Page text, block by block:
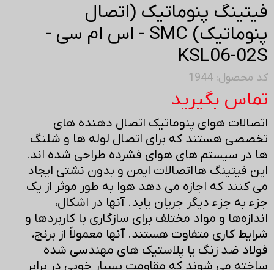
فیتینگ پنوماتیک (اتصال
پنوماتیک) SMC - اس ام سی -
KSL06-02S
کد محصول: 1944
تماس بگیرید
اتصالات هوای پنوماتیک اتصال دهنده های
تخصصی هستند که برای اتصال لوله ها و شلنگ
ها در سیستم های هوای فشرده طراحی شده اند.
این فیتینگ ها اتصالات ایمن و بدون نشتی ایجاد
می کنند که اجازه می دهد هوا به طور موثر از یک
جزء به جزء دیگر جریان یابد. آنها در اشکال،
اندازه‌ها و مواد مختلف برای سازگاری با کاربردها و
شرایط کاری متفاوت هستند. آنها معمولاً از برنج،
فولاد ضد زنگ یا پلاستیک های مهندسی شده
ساخته می شوند که مقاومت بسیار خوبی در برابر